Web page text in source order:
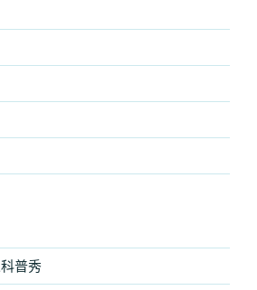
普秀